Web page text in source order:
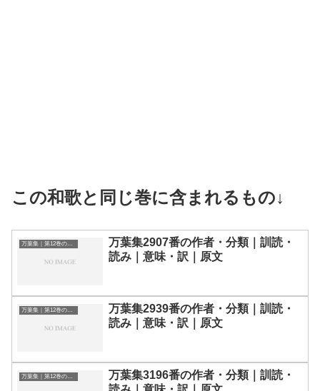
この和歌と同じ巻に含まれるもの↓
万葉集｜第12巻の和歌一覧
万葉集2907番の作者・分類｜訓読・
読み｜意味・訳｜原文
万葉集｜第12巻の和歌一覧
万葉集2939番の作者・分類｜訓読・
読み｜意味・訳｜原文
万葉集｜第12巻の和歌一覧
万葉集3196番の作者・分類｜訓読・